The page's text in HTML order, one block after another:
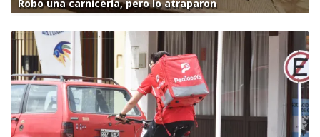
Robo una carnicería, pero lo atraparon